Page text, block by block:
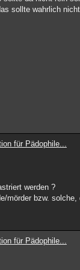
sollte wahrlich
für Pädophile...
werden ?
mörder bzw.
für Pädophile...